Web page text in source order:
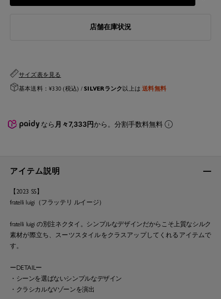
アイテム説明
【2023 SS】
fratelli luigi（フラッテリ ルイージ）
fratelli luigi の別注ネクタイ。シンプルなデザインだからこそ上質なシルク
素材が際立ち、スーツスタイルをクラスアップしてくれるアイテムで
す。
ーDETAILー
・シーンを選ばないシンプルなデザイン
・クラシカルなVゾーンを演出
店舗在庫状況
サイズ表を見る
基本送料：¥330 (税込) /SILVERランク以上は送料無料
なら 月々7,333円から。分割手数料無料